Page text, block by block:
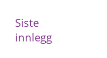
Siste
innlegg